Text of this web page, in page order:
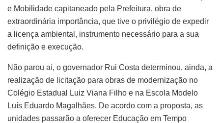
e Mobilidade capitaneado pela Prefeitura, obra de
extraordinária importância, que tive o privilégio de expedir
a licença ambiental, instrumento necessário para a sua
definição e execução.
Não parou aí, o governador Rui Costa determinou, ainda, a
realização de licitação para obras de modernização no
Colégio Estadual Luiz Viana Filho e na Escola Modelo
Luís Eduardo Magalhães. De acordo com a proposta, as
unidades passarão a oferecer Educação em Tempo